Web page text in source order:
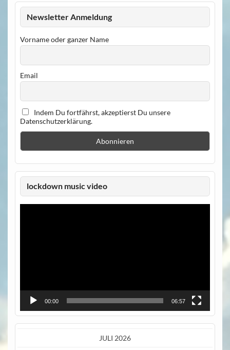
Newsletter Anmeldung
Vorname oder ganzer Name
Email
Indem Du fortfährst, akzeptierst Du unsere
Datenschutzerklärung.
lockdown music video
Video-
00:00 06:57
JULI 2026